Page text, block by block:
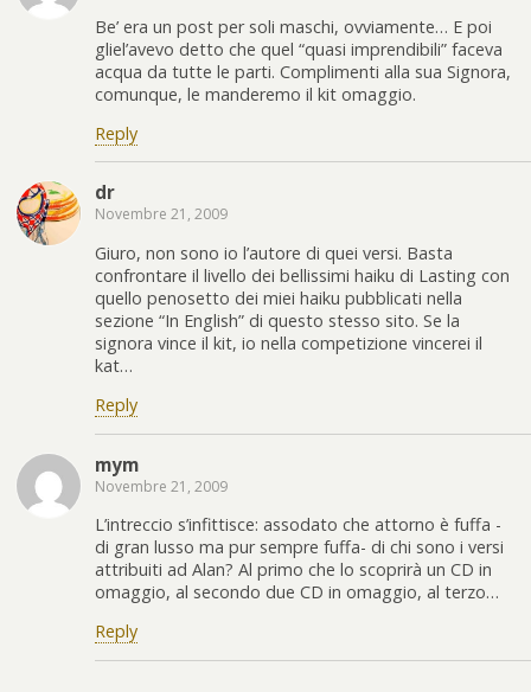
Be’ era un post per soli maschi, ovviamente… E poi
gliel’avevo detto che quel “quasi imprendibili” faceva
acqua da tutte le parti. Complimenti alla sua Signora,
comunque, le manderemo il kit omaggio.
Reply
dr
Novembre 21, 2009
Giuro, non sono io l’autore di quei versi. Basta
confrontare il livello dei bellissimi haiku di Lasting con
quello penosetto dei miei haiku pubblicati nella
sezione “In English” di questo stesso sito. Se la
signora vince il kit, io nella competizione vincerei il
kat…
Reply
mym
Novembre 21, 2009
L’intreccio s’infittisce: assodato che attorno è fuffa -
di gran lusso ma pur sempre fuffa- di chi sono i versi
attribuiti ad Alan? Al primo che lo scoprirà un CD in
omaggio, al secondo due CD in omaggio, al terzo…
Reply